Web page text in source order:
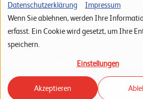
Datenschutzerklärung
Impressum
Wenn Sie ablehnen, werden Ihre
erfasst. Ein Cookie wird gesetzt, um Ihre
speichern.
Einstellungen
Akzeptieren
e
i
P
News
Aus- und Weiterbildung
Barbara Schuler